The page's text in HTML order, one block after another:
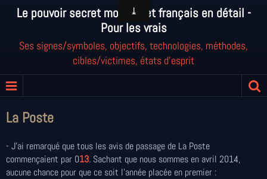
Le pouvoir secret mondial et français en détail -
Pour les vrais
Ses signes/symboles, objectifs, technologies, méthodes,
cibles/victimes, états d'esprit
La Poste
- J'ai remarqué que tous les avis de passage de La Poste
commençaient par 013. Sachant que nous sommes en avril 2014,
aucune chance pour que ce soit l'année placée en premier :